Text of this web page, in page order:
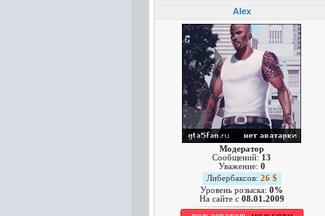
Alex
Модератор
Сообщений: 13
Уважение: 0
Либербаксов: 26 $
Уровень розыска: 0%
На сайте c 08.01.2009